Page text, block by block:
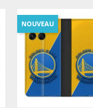
NOUVEAU